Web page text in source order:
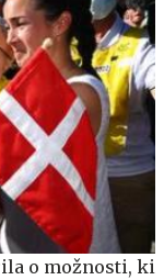
o možnosti, ki